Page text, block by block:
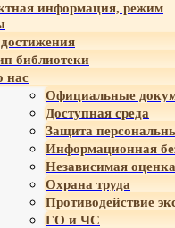
информация, режим
библиотеки
нас
Официальные
Доступная среда
Защита
Информационная
Независимая
Охрана труда
Противодействие
ГО и ЧС